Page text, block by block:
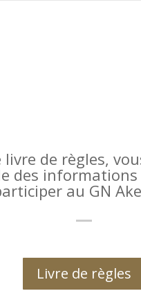
livre de règles,
des
au GN
Livre de règles